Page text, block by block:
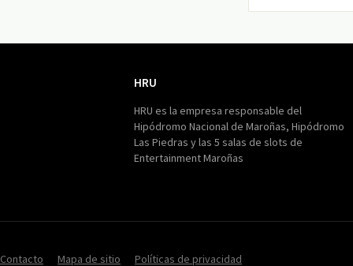
HRU
HRU es la empresa responsable del
Hipódromo Nacional de Maroñas, Hipódromo
Las Piedras y las 5 salas de slots de
Entertainment Maroñas
Contacto Mapa de sitio Políticas de privacidad